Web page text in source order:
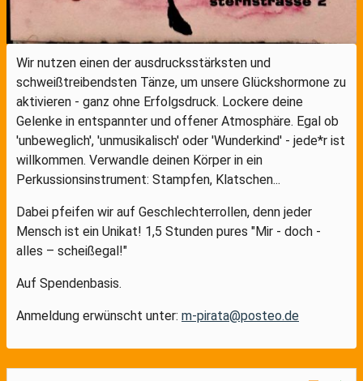
Wir nutzen einen der ausdrucksstärksten und
schweißtreibendsten Tänze, um unsere Glückshormone zu
aktivieren - ganz ohne Erfolgsdruck. Lockere deine
Gelenke in entspannter und offener Atmosphäre. Egal ob
'unbeweglich', 'unmusikalisch' oder 'Wunderkind' - jede*r ist
willkommen. Verwandle deinen Körper in ein
Perkussionsinstrument: Stampfen, Klatschen...
Dabei pfeifen wir auf Geschlechterrollen, denn jeder
Mensch ist ein Unikat! 1,5 Stunden pures "Mir - doch -
alles – scheißegal!"
Auf Spendenbasis.
Anmeldung erwünscht unter: m-pirata@posteo.de